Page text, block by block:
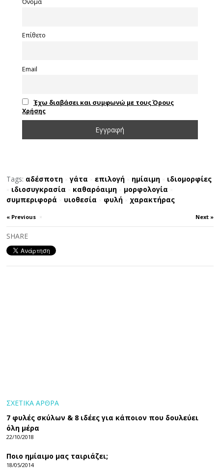
Επίθετο
Email
Έχω διαβάσει και συμφωνώ με τους Όρους
Χρήσης
Tags: αδέσποτη γάτα επιλογή ημίαιμη ιδιομορφίες
ιδιοσυγκρασία καθαρόαιμη μορφολογία
συμπεριφορά υιοθεσία φυλή χαρακτήρας
« Previous × Next »
SHARE
ΣΧΕΤΙΚΑ ΑΡΘΡΑ
7 φυλές σκύλων & 8 ιδέες για κάποιον που δουλεύει
όλη μέρα
22/10/2018
Ποιο ημίαιμο μας ταιριάζει;
18/05/2014